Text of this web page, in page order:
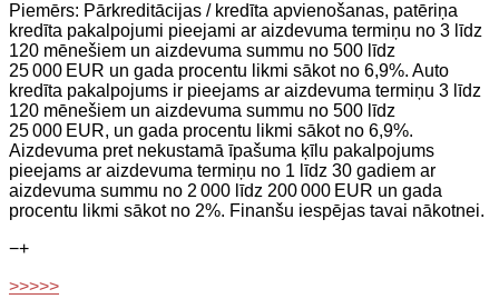
Piemērs: Pārkreditācijas / kredīta apvienošanas, patēriņa
kredīta pakalpojumi pieejami ar aizdevuma termiņu no 3 līdz
120 mēnešiem un aizdevuma summu no 500 līdz
25 000 EUR un gada procentu likmi sākot no 6,9%. Auto
kredīta pakalpojums ir pieejams ar aizdevuma termiņu 3 līdz
120 mēnešiem un aizdevuma summu no 500 līdz
25 000 EUR, un gada procentu likmi sākot no 6,9%.
Aizdevuma pret nekustamā īpašuma ķīlu pakalpojums
pieejams ar aizdevuma termiņu no 1 līdz 30 gadiem ar
aizdevuma summu no 2 000 līdz 200 000 EUR un gada
procentu likmi sākot no 2%. Finanšu iespējas tavai nākotnei.
−+
>>>>>